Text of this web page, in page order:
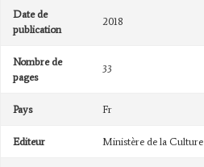
Date de
publication
2018
Nombre de
pages
33
Pays Fr
Editeur Ministère de la Culture